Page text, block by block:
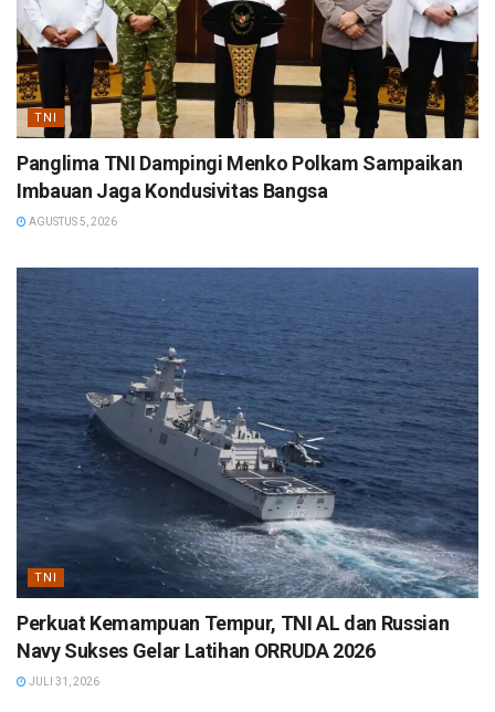
TNI
Panglima TNI Dampingi Menko Polkam Sampaikan
Imbauan Jaga Kondusivitas Bangsa
AGUSTUS 5, 2026
TNI
Perkuat Kemampuan Tempur, TNI AL dan Russian
Navy Sukses Gelar Latihan ORRUDA 2026
JULI 31, 2026